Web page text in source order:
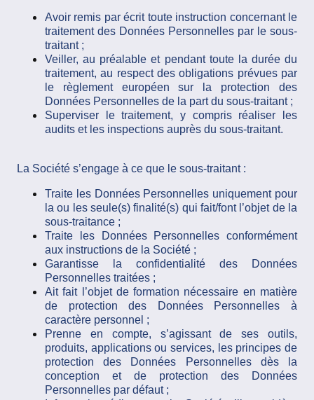
Avoir remis par écrit toute instruction concernant le
traitement des Données Personnelles par le sous-
traitant ;
Veiller, au préalable et pendant toute la durée du
traitement, au respect des obligations prévues par
le règlement européen sur la protection des
Données Personnelles de la part du sous-traitant ;
Superviser le traitement, y compris réaliser les
audits et les inspections auprès du sous-traitant.
La Société s’engage à ce que le sous-traitant :
Traite les Données Personnelles uniquement pour
la ou les seule(s) finalité(s) qui fait/font l’objet de la
sous-traitance ;
Traite les Données Personnelles conformément
aux instructions de la Société ;
Garantisse la confidentialité des Données
Personnelles traitées ;
Ait fait l’objet de formation nécessaire en matière
de protection des Données Personnelles à
caractère personnel ;
Prenne en compte, s’agissant de ses outils,
produits, applications ou services, les principes de
protection des Données Personnelles dès la
conception et de protection des Données
Personnelles par défaut ;